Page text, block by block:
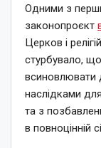
Одними з
законопроєкт
Церков і
стурбувало,
всиновлювати
наслідками
та з
в повноцінній